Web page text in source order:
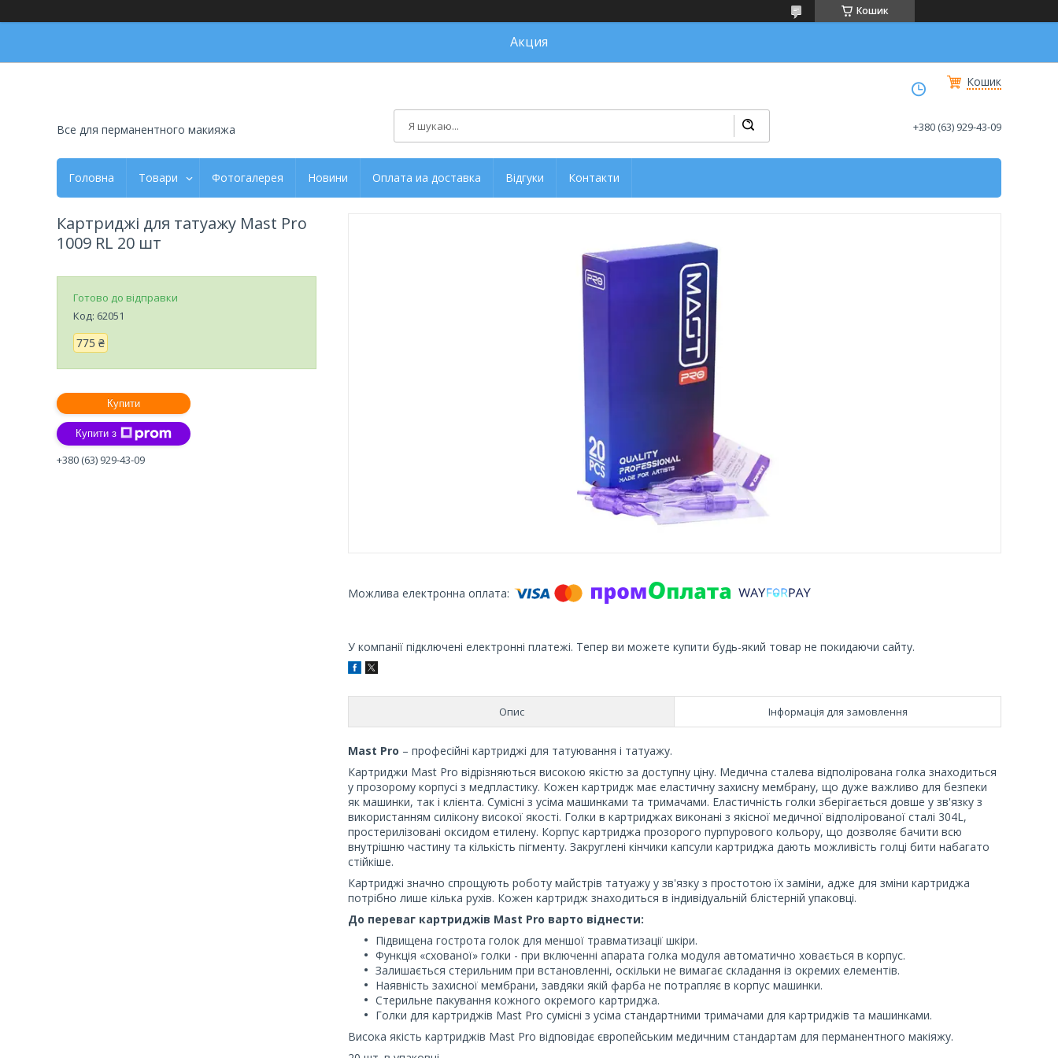
Кошик
Акция
Кошик
Все для перманентного макияжа +380 (63) 929-43-09
Головна Товари Фотогалерея Новини Оплата иа доставка Відгуки Контакти
У компанії підключені електронні платежі. Тепер ви можете купити будь-який товар не покидаючи сайту.
Опис Інформація для замовлення
Mast Pro – професійні картриджі для татуювання і татуажу.
Картриджи Mast Pro відрізняються високою якістю за доступну ціну. Медична сталева відполірована голка знаходиться
у прозорому корпусі з медпластику. Кожен картридж має еластичну захисну мембрану, що дуже важливо для безпеки
як машинки, так і клієнта. Сумісні з усіма машинками та тримачами. Еластичність голки зберігається довше у зв'язку з
використанням силікону високої якості. Голки в картриджах виконані з якісної медичної відполірованої сталі 304L,
простерилізовані оксидом етилену. Корпус картриджа прозорого пурпурового кольору, що дозволяє бачити всю
внутрішню частину та кількість пігменту. Закруглені кінчики капсули картриджа дають можливість голці бити набагато
стійкіше.
Картриджі значно спрощують роботу майстрів татуажу у зв'язку з простотою їх заміни, адже для зміни картриджа
потрібно лише кілька рухів. Кожен картридж знаходиться в індивідуальній блістерній упаковці.
До переваг картриджів Mast Pro варто віднести:
Підвищена гострота голок для меншої травматизації шкіри.
Функція «схованої» голки - при включенні апарата голка модуля автоматично ховається в корпус.
Залишається стерильним при встановленні, оскільки не вимагає складання із окремих елементів.
Наявність захисної мембрани, завдяки якій фарба не потрапляє в корпус машинки.
Стерильне пакування кожного окремого картриджа.
Голки для картриджів Mast Pro сумісні з усіма стандартними тримачами для картриджів та машинками.
Висока якість картриджів Mast Pro відповідає європейським медичним стандартам для перманентного макіяжу.
Картриджі для татуажу Mast Pro
1009 RL 20 шт
Готово до відправки
Код: 62051
775 ₴
Купити
Купити з
+380 (63) 929-43-09